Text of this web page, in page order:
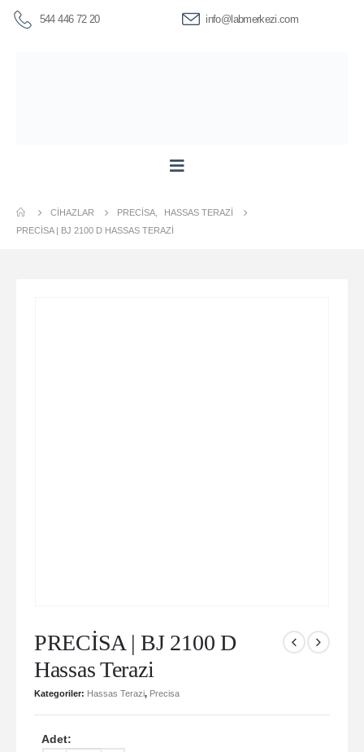
544 446 72 20 info@labmerkezi.com
CIHAZLAR PRECISA
HASSAS TERAZI
PRECİSA | BJ 2100 D HASSAS TERAZI
PRECİSA | BJ 2100 D
Hassas Terazi
Kategoriler: Hassas Terazi, Precisa
Adet: